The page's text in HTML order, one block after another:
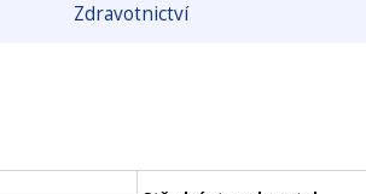
Zdravotnictví